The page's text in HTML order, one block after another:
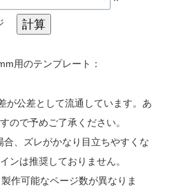
用のテンプレート：
が公差として流通しています。あ
ので予めご了承ください。
、ズレがかなり目立ちやすくな
ンは推奨しておりません。
作可能なページ数が異なりま